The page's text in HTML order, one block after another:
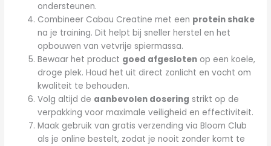
ondersteunen.
Combineer Cabau Creatine met een protein shake
na je training. Dit helpt bij sneller herstel en het
opbouwen van vetvrije spiermassa.
Bewaar het product goed afgesloten op een koele,
droge plek. Houd het uit direct zonlicht en vocht om
kwaliteit te behouden.
Volg altijd de aanbevolen dosering strikt op de
verpakking voor maximale veiligheid en effectiviteit.
Maak gebruik van gratis verzending via Bloom Club
als je online bestelt, zodat je nooit zonder komt te